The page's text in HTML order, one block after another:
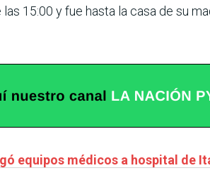
15:00 y fue hasta la casa de su
equipos médicos a hospital de